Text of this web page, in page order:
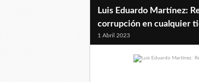
Luis Eduardo Martínez:
corrupción en cualquier
1 Abril 2023